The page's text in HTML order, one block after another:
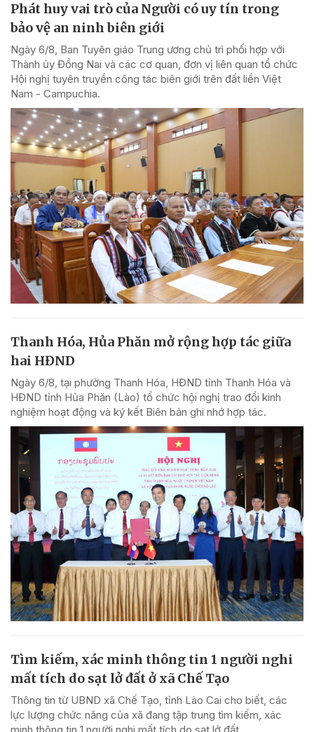
Phát huy vai trò của Người có uy tín trong
bảo vệ an ninh biên giới
Ngày 6/8, Ban Tuyên giáo Trung ương chủ trì phối hợp với
Thành ủy Đồng Nai và các cơ quan, đơn vị liên quan tổ chức
Hội nghị tuyên truyền công tác biên giới trên đất liền Việt
Nam - Campuchia.
Thanh Hóa, Hủa Phăn mở rộng hợp tác giữa
hai HĐND
Ngày 6/8, tại phường Thanh Hóa, HĐND tỉnh Thanh Hóa và
HĐND tỉnh Hủa Phăn (Lào) tổ chức hội nghị trao đổi kinh
nghiệm hoạt động và ký kết Biên bản ghi nhớ hợp tác.
Tìm kiếm, xác minh thông tin 1 người nghi
mất tích do sạt lở đất ở xã Chế Tạo
Thông tin từ UBND xã Chế Tạo, tỉnh Lào Cai cho biết, các
lực lượng chức năng của xã đang tập trung tìm kiếm, xác